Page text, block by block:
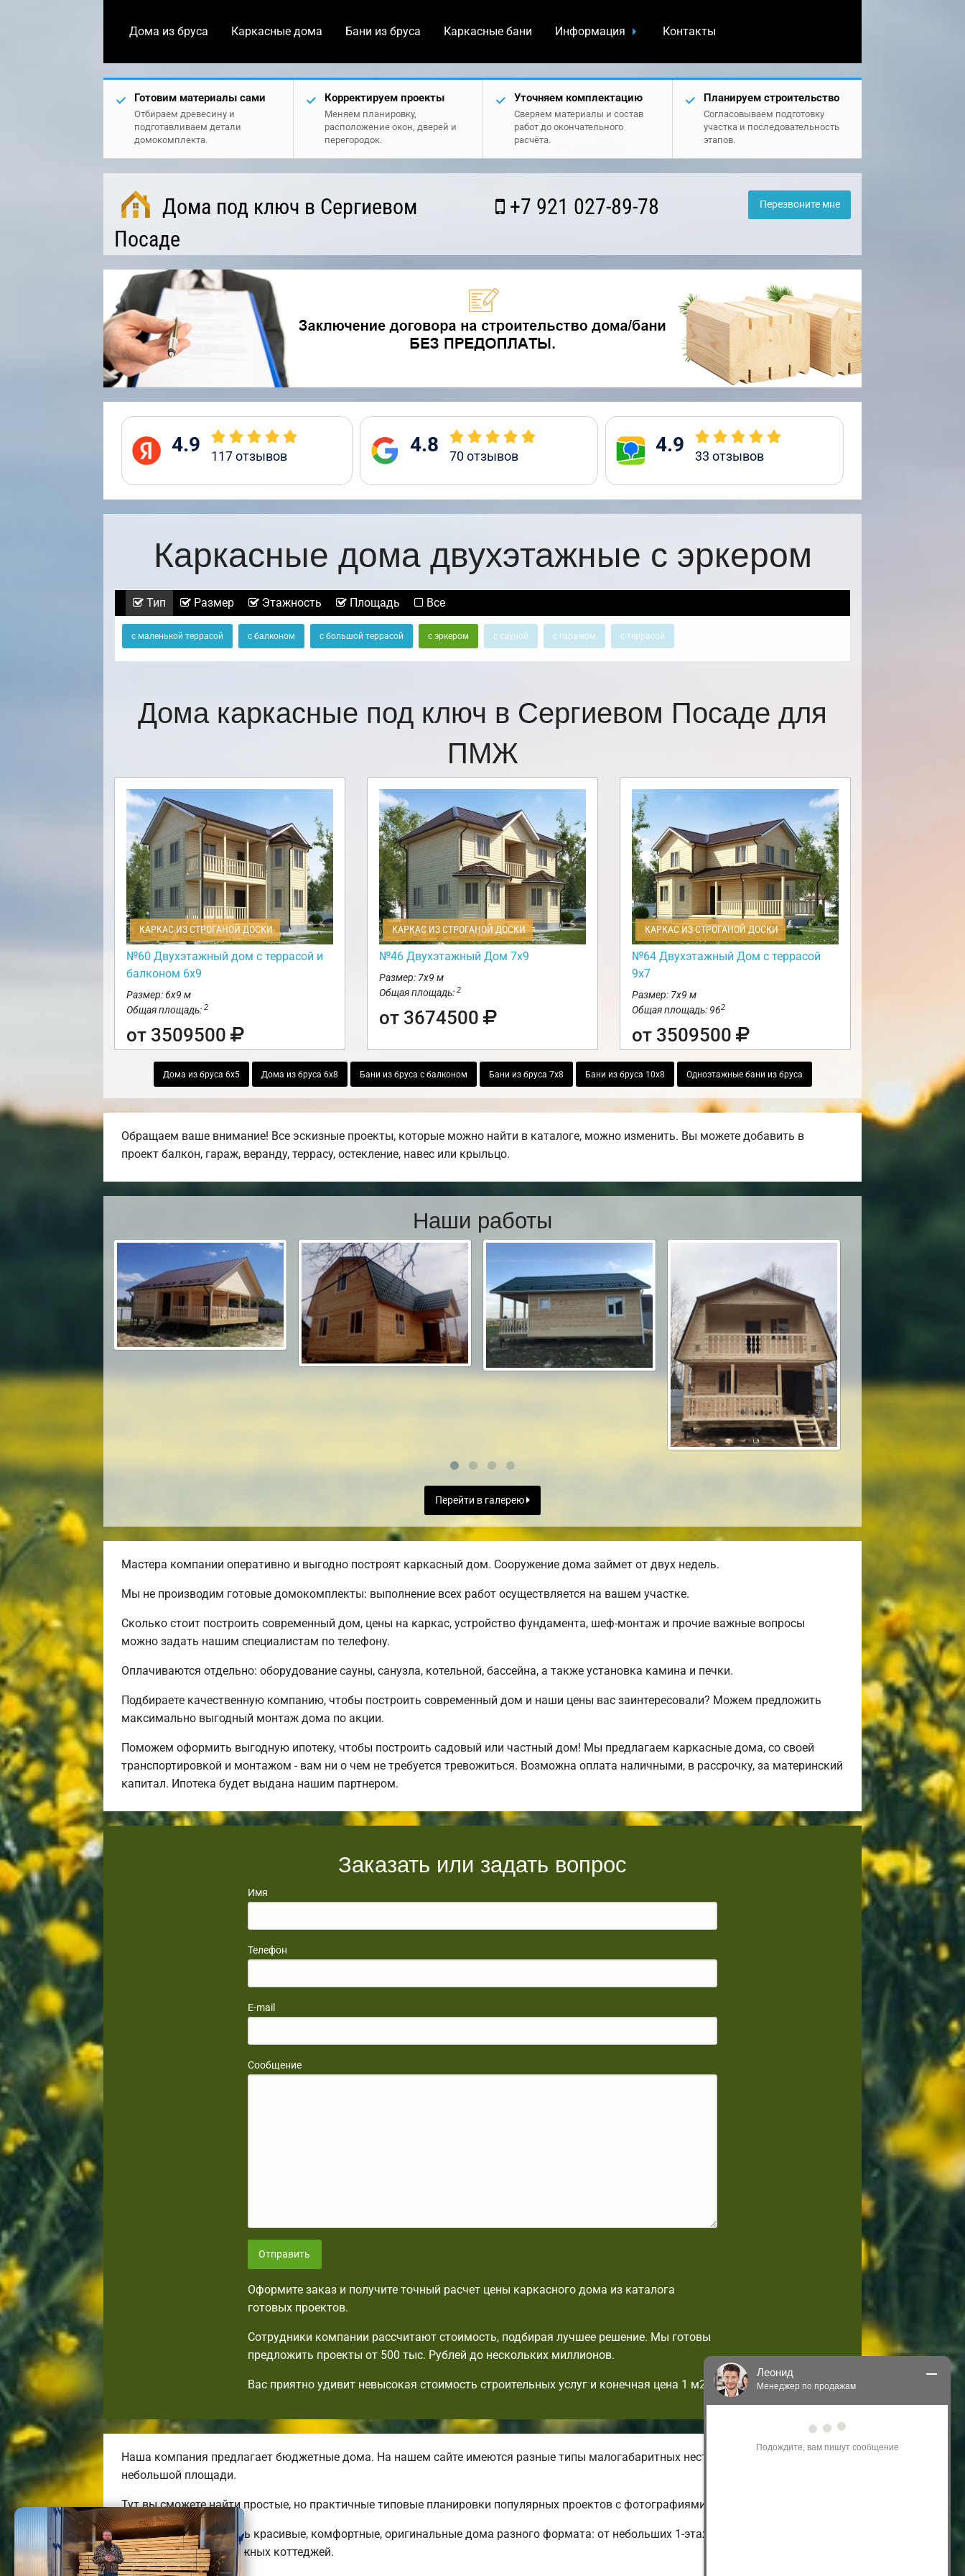
Дома из бруса Каркасные дома Бани из бруса Каркасные бани Информация Контакты
Готовим материалы сами
Отбираем древесину и
подготавливаем детали
домокомплекта.
Корректируем проекты
Меняем планировку,
расположение окон, дверей и
перегородок.
Уточняем комплектацию
Сверяем материалы и состав
работ до окончательного
расчёта.
Планируем строительство
Согласовываем подготовку
участка и последовательность
этапов.
Дома под ключ в Сергиевом
Посаде
+7 921 027-89-78 Перезвоните мне
4.9 117отзывов 4.8 70отзывов 4.9 33 отзывов
Каркасные дома двухэтажные с эркером
Тип Размер Этажность Площадь Все
с маленькой террасой с балконом с большой террасой с эркером с сауной с гаражом с террасой
Дома каркасные под ключ в Сергиевом Посаде для
ПМЖ
КАРКАС ИЗ СТРОГАНОЙ ДОСКИ
№60 Двухэтажный дом с террасой и
балконом 6х9
Размер: 6х9 м
Общая площадь: 2
от 3509500
КАРКАС ИЗ СТРОГАНОЙ ДОСКИ
№46 Двухэтажный Дом 7х9
Размер: 7х9 м
Общая площадь: 2
от 3674500
КАРКАС ИЗ СТРОГАНОЙ ДОСКИ
№64 Двухэтажный Дом с террасой
9х7
Размер: 7х9 м
Общая площадь: 962
от 3509500
Дома из бруса 6х5 Дома из бруса 6х8 Бани из бруса с балконом Бани из бруса 7х8 Бани из бруса 10х8 Одноэтажные бани из бруса
Обращаем ваше внимание! Все эскизные проекты, которые можно найти в каталоге, можно изменить. Вы можете добавить в
проект балкон, гараж, веранду, террасу, остекление, навес или крыльцо.
Наши работы
Перейти в галерею
Мастера компании оперативно и выгодно построят каркасный дом. Сооружение дома займет от двух недель.
Мы не производим готовые домокомплекты: выполнение всех работ осуществляется на вашем участке.
Сколько стоит построить современный дом, цены на каркас, устройство фундамента, шеф-монтаж и прочие важные вопросы
можно задать нашим специалистам по телефону.
Оплачиваются отдельно: оборудование сауны, санузла, котельной, бассейна, а также установка камина и печки.
Подбираете качественную компанию, чтобы построить современный дом и наши цены вас заинтересовали? Можем предложить
максимально выгодный монтаж дома по акции.
Поможем оформить выгодную ипотеку, чтобы построить садовый или частный дом! Мы предлагаем каркасные дома, со своей
транспортировкой и монтажом - вам ни о чем не требуется тревожиться. Возможна оплата наличными, в рассрочку, за материнский
капитал. Ипотека будет выдана нашим партнером.
Заказать или задать вопрос
Имя
Телефон
E-mail
Сообщение
Отправить
Оформите заказ и получите точный расчет цены каркасного дома из каталога
готовых проектов.
Сотрудники компании рассчитают стоимость, подбирая лучшее решение. Мы готовы
предложить проекты от 500 тыс. Рублей до нескольких миллионов.
Вас приятно удивит невысокая стоимость строительных услуг и конечная цена 1 м2!
Наша компания предлагает бюджетные дома. На нашем сайте имеются разные типы малогабаритных нестандартных домов
небольшой площади.
Тут вы сможете найти простые, но практичные типовые планировки популярных проектов с фотографиями и ценами.
Мы готовы предложить красивые, комфортные, оригинальные дома разного формата: от небольших 1-этажных и недорогих до
больших двух-трехэтажных коттеджей.
Леонид
Менеджер по продажам
Здравствуйте! Я могу
акциям и проектам.